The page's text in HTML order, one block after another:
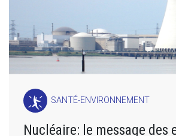
SANTÉ-ENVIRONNEMENT
Nucléaire: le message des